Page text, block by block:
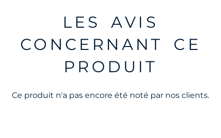
LES AVIS
CONCERNANT CE
PRODUIT
Ce produit n'a pas encore été noté par nos clients.